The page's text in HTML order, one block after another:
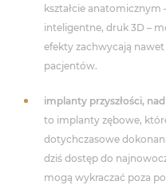
kształcie
inteligentne, druk 3D –
efekty zachwycają
pacjentów.
implanty przyszłości,
to implanty zębowe,
dotychczasowe
dziś dostęp do
mogą wykraczać poza